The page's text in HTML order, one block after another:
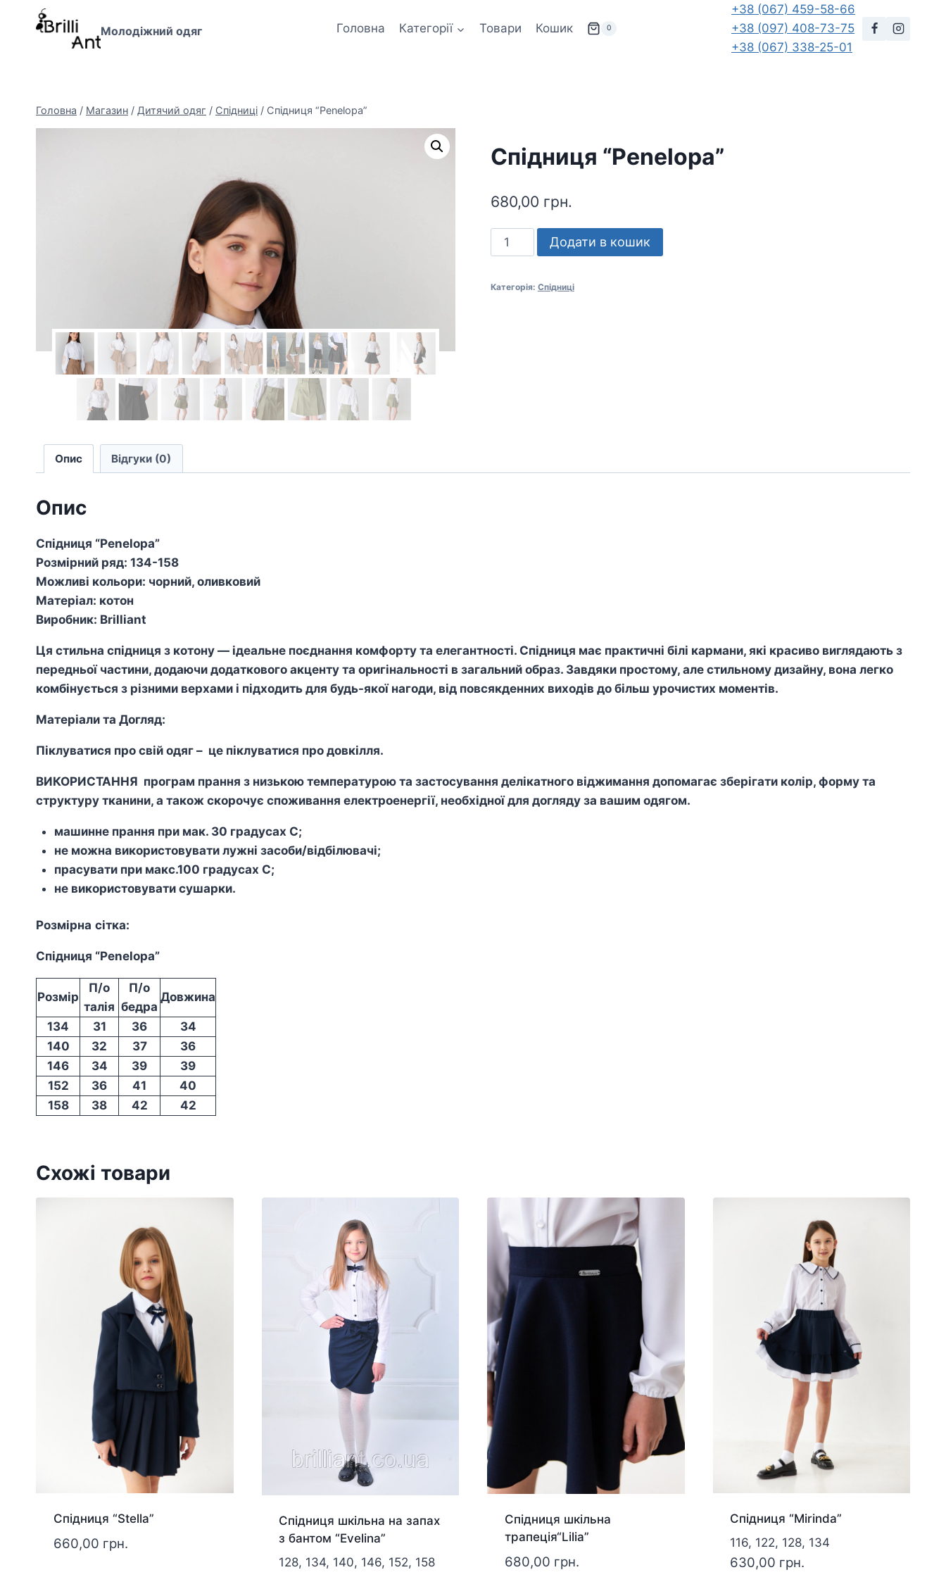
Перейти
Молодіжний одяг Головна Категорії Товари Кошик 0
+38 (067) 459-58-66
+38 (097) 408-73-75
+38 (067) 338-25-01
Головна / Магазин / Дитячий одяг / Спідниці / Спідниця “Penelopa”
Спідниця “Penelopa”
680,00 грн.
Спідниця
"Penelopa"
Додати в кошик
Категорія: Спідниці
Опис Відгуки (0)
Опис
Спідниця “Penelopa”
Розмірний ряд: 134-158
Можливі кольори: чорний, оливковий
Матеріал: котон
Виробник: Brilliant
Ця стильна спідниця з котону — ідеальне поєднання комфорту та елегантності. Спідниця має практичні білі кармани, які красиво виглядають з
передньої частини, додаючи додаткового акценту та оригінальності в загальний образ. Завдяки простому, але стильному дизайну, вона легко
комбінується з різними верхами і підходить для будь-якої нагоди, від повсякденних виходів до більш урочистих моментів.
Матеріали та Догляд:
Піклуватися про свій одяг – це піклуватися про довкілля.
ВИКОРИСТАННЯ програм прання з низькою температурою та застосування делікатного віджимання допомагає зберігати колір, форму та
структуру тканини, а також скорочує споживання електроенергії, необхідної для догляду за вашим одягом.
машинне прання при мак. 30 градусах С;
не можна використовувати лужні засоби/відбілювачі;
прасувати при макс.100 градусах С;
не використовувати сушарки.
Розмірна сітка:
Спідниця “Penelopa”
Розмір
П/о
талія
П/о
бедра
Довжина
134 31 36
34
140
32 37
36
146
34 39
39
152
36 41
40
158
38 42 42
Схожі товари
Спідниця “Stella”
660,00 грн.
Спідниця шкільна на запах
з бантом “Evelina”
128, 134, 140, 146, 152, 158
Спідниця шкільна
трапеція“Lilia”
680,00 грн.
Спідниця “Mirinda”
116, 122, 128, 134
630,00 грн.